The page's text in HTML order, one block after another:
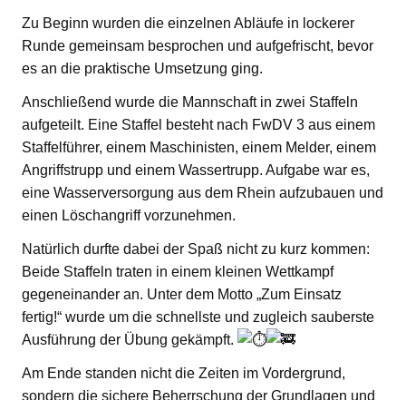
Zu Beginn wurden die einzelnen Abläufe in lockerer
Runde gemeinsam besprochen und aufgefrischt, bevor
es an die praktische Umsetzung ging.
Anschließend wurde die Mannschaft in zwei Staffeln
aufgeteilt. Eine Staffel besteht nach FwDV 3 aus einem
Staffelführer, einem Maschinisten, einem Melder, einem
Angriffstrupp und einem Wassertrupp. Aufgabe war es,
eine Wasserversorgung aus dem Rhein aufzubauen und
einen Löschangriff vorzunehmen.
Natürlich durfte dabei der Spaß nicht zu kurz kommen:
Beide Staffeln traten in einem kleinen Wettkampf
gegeneinander an. Unter dem Motto „Zum Einsatz
fertig!“ wurde um die schnellste und zugleich sauberste
Ausführung der Übung gekämpft.
Am Ende standen nicht die Zeiten im Vordergrund,
sondern die sichere Beherrschung der Grundlagen und